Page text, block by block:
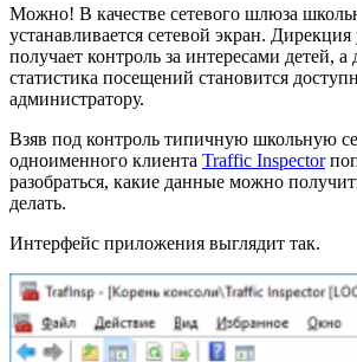
Можно! В качестве сетевого шлюза
устанавливается сетевой экран.
получает контроль за интересами детей, а
статистика посещений становится
администратору.
Взяв под контроль типичную школьную
одноименного клиента Traffic Inspector
разобраться, какие данные можно
делать.
Интерфейс приложения выглядит так.